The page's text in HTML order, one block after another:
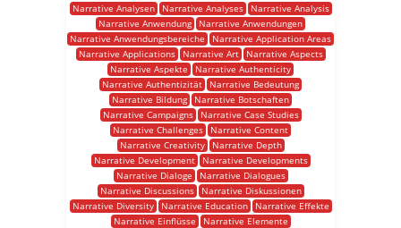
Narrative Analysen
Narrative Analyses
Narrative Analysis
Narrative Anwendung
Narrative Anwendungen
Narrative Anwendungsbereiche
Narrative Application Areas
Narrative Applications
Narrative Art
Narrative Aspects
Narrative Aspekte
Narrative Authenticity
Narrative Authentizität
Narrative Bedeutung
Narrative Bildung
Narrative Botschaften
Narrative Campaigns
Narrative Case Studies
Narrative Challenges
Narrative Content
Narrative Creativity
Narrative Depth
Narrative Development
Narrative Developments
Narrative Dialoge
Narrative Dialogues
Narrative Discussions
Narrative Diskussionen
Narrative Diversity
Narrative Education
Narrative Effekte
Narrative Einflüsse
Narrative Elemente